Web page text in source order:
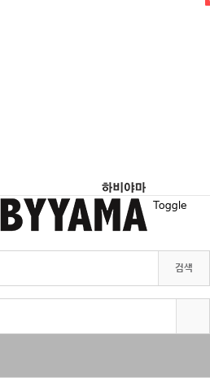
Toggle
검색